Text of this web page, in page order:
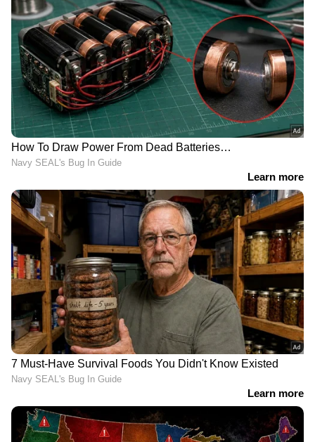
ശ്രദ്ധിക്കേണ്ടതുണ്ടെന്നാണ് വിദഗ്ധര്‍
പറയുന്നത്.
ആറ്...
ചര്‍മ്മത്തില്‍ കാണുന്ന ചെറിയ കുരുക്കളും
തിണര്‍പ്പും വിറ്റാമിന്‍ സിയുടെ കുറവ്
ഏഴ്...
വിറ്റാമിന്‍ സിയുടെ കുറവു മൂലം ചിലരില്‍ മൂഡ്
സ്വിംഗ്സും വരാം. മാനസികാരോഗ്യത്തിനും
വിറ്റാമിന്‍ സി പ്രധാനമാണ്.
വിറ്റാമിന്‍ സി അടങ്ങിയ ചില ഭക്ഷണങ്ങളെ